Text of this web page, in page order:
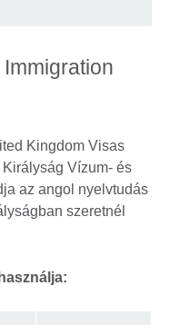
Kingdom Visas
Vízum- és
az angol nyelvtudás
szeretnél